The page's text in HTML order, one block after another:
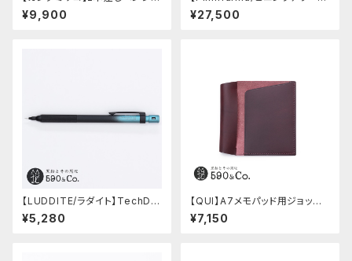
ス・ミネルバボックス (カスター
ニョ)
¥9,900
ナ】Speedform (チタン)
¥27,500
【LUDDITE/ラダイト】TechDra
w2 グラデーションモデル (LDB
-MP2GB1-05)
¥5,280
【QUI】A7メモパッド用ジョッタ
ー・ブッテーロ (ワイン)
¥7,150